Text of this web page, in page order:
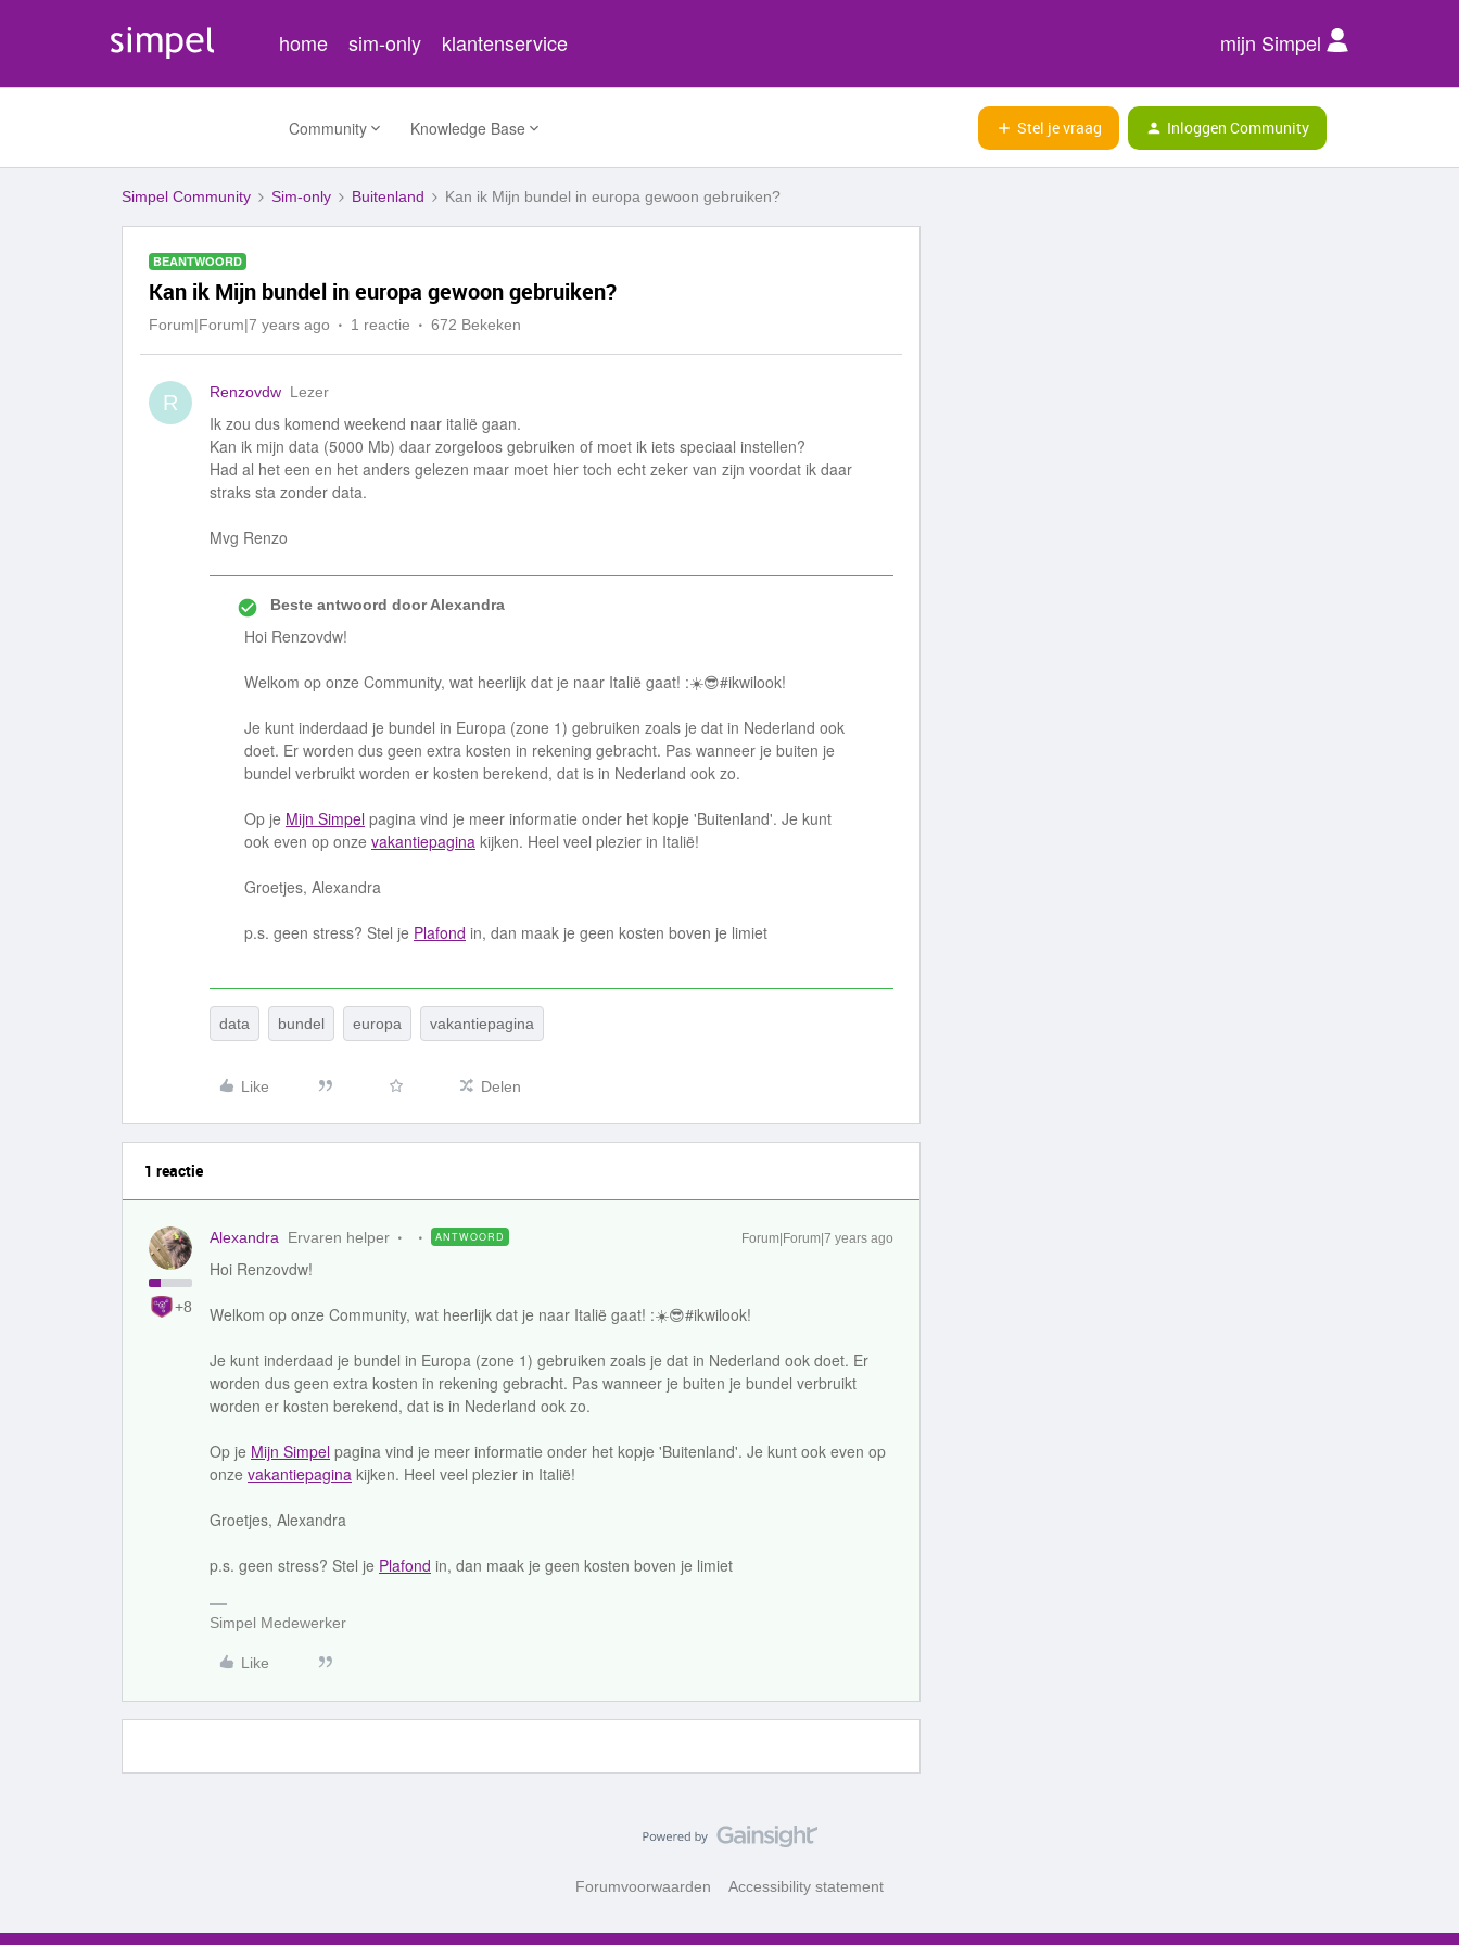
home sim-only klantenservice mijn Simpel
Community Knowledge Base Stel je vraag Inloggen Community
Simpel Community Sim-only Buitenland Kan ik Mijn bundel in europa gewoon gebruiken?
BEANTWOORD
Kan ik Mijn bundel in europa gewoon gebruiken?
Forum|Forum|7 years ago 1 reactie 672 Bekeken
R Renzovdw Lezer
Ik zou dus komend weekend naar italië gaan.
Kan ik mijn data (5000 Mb) daar zorgeloos gebruiken of moet ik iets speciaal instellen?
Had al het een en het anders gelezen maar moet hier toch echt zeker van zijn voordat ik daar
straks sta zonder data.
Mvg Renzo
Beste antwoord doorAlexandra
Hoi Renzovdw!
Welkom op onze Community, wat heerlijk dat je naar Italië gaat! :☀️😎#ikwilook!
Je kunt inderdaad je bundel in Europa (zone 1) gebruiken zoals je dat in Nederland ook
doet. Er worden dus geen extra kosten in rekening gebracht. Pas wanneer je buiten je
bundel verbruikt worden er kosten berekend, dat is in Nederland ook zo.
Op je Mijn Simpel pagina vind je meer informatie onder het kopje 'Buitenland'. Je kunt
ook even op onze vakantiepagina kijken. Heel veel plezier in Italië!
Groetjes, Alexandra
p.s. geen stress? Stel je Plafond in, dan maak je geen kosten boven je limiet
data bundel europa vakantiepagina
Like Delen
1 reactie
+8
Alexandra Ervaren helper ANTWOORD Forum|Forum|7 years ago
Hoi Renzovdw!
Welkom op onze Community, wat heerlijk dat je naar Italië gaat! :☀️😎#ikwilook!
Je kunt inderdaad je bundel in Europa (zone 1) gebruiken zoals je dat in Nederland ook doet. Er
worden dus geen extra kosten in rekening gebracht. Pas wanneer je buiten je bundel verbruikt
worden er kosten berekend, dat is in Nederland ook zo.
Op je Mijn Simpel pagina vind je meer informatie onder het kopje 'Buitenland'. Je kunt ook even op
onze vakantiepagina kijken. Heel veel plezier in Italië!
Groetjes, Alexandra
p.s. geen stress? Stel je Plafond in, dan maak je geen kosten boven je limiet
Simpel Medewerker
Like
Forumvoorwaarden Accessibility statement